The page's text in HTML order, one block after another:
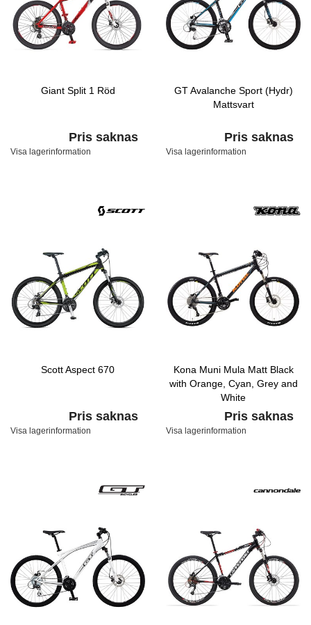
Giant Split 1 Röd
Pris saknas
Visa lagerinformation
GT Avalanche Sport (Hydr)
Mattsvart
Pris saknas
Visa lagerinformation
Scott Aspect 670
Pris saknas
Visa lagerinformation
Kona Muni Mula Matt Black
with Orange, Cyan, Grey and
White
Pris saknas
Visa lagerinformation